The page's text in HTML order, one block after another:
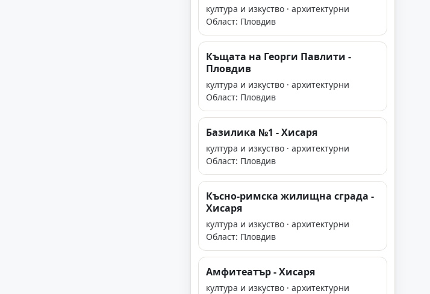
култура и изкуство · архитектурни
Област: Пловдив
Къщата на Георги Павлити -
Пловдив
култура и изкуство · архитектурни
Област: Пловдив
Базилика №1 - Хисаря
култура и изкуство · архитектурни
Област: Пловдив
Късно-римска жилищна сграда -
Хисаря
култура и изкуство · архитектурни
Област: Пловдив
Амфитеатър - Хисаря
култура и изкуство · архитектурни